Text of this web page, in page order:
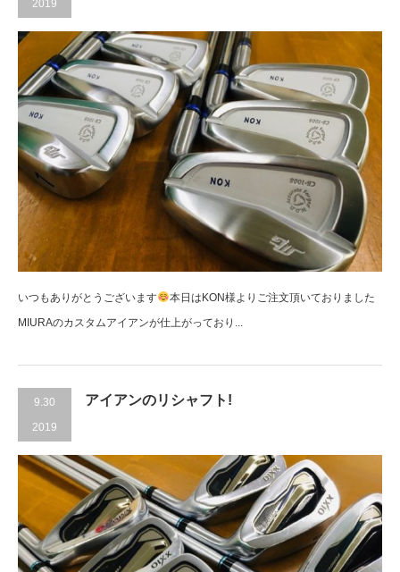
2019
いつもありがとうございます
本日はKON様よりご注文頂いておりました
MIURAのカスタムアイアンが仕上がっており...
9.30
2019
アイアンのリシャフト!